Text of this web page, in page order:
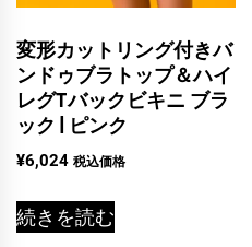
変形カットリング付きバ
ンドゥブラトップ＆ハイ
レグTバックビキニ ブラ
ック | ピンク
¥6,024 税込価格
続きを読む